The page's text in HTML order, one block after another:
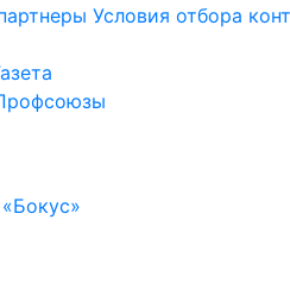
Условия отбора